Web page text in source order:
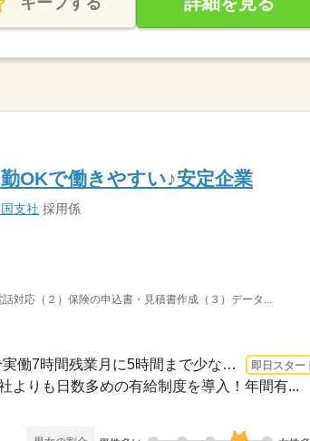
OKで働きやすい♪安定企業
支社 採用係
対応（２）保険の申込書・見積書作成（３）データ...
3ヵ月以上 即日〜 / 9：00~17：00休憩60分実働7時間残業月に5時間まで少なめなのでプ... 即日スター
よりも日数多めの有給制度を導入！年間有...